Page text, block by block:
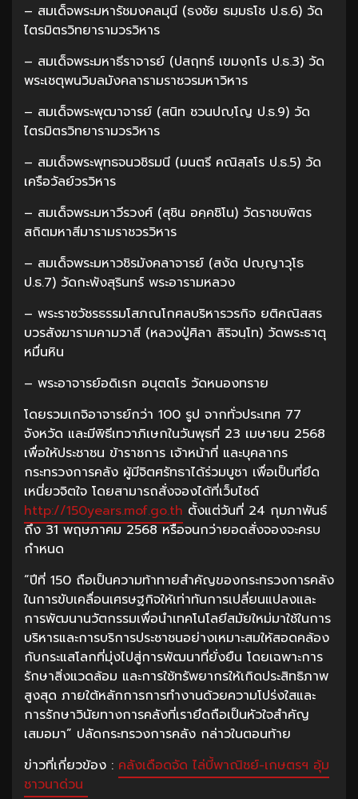
– สมเด็จพระมหารัชมงคลมุนี (ธงชัย ธมฺมธโช ป.ธ.6) วัด
ไตรมิตรวิทยารามวรวิหาร
– สมเด็จพระมหาธีราจารย์ (ปสฤทธ์ เขมงฺกโร ป.ธ.3) วัด
พระเชตุพนวิมลมังคลารามราชวรมหาวิหาร
– สมเด็จพระพุฒาจารย์ (สนิท ชวนปญฺโญ ป.ธ.9) วัด
ไตรมิตรวิทยารามวรวิหาร
– สมเด็จพระพุทธจนวชิรมนี (มนตรี คณิสฺสโร ป.ธ.5) วัด
เครือวัลย์วรวิหาร
– สมเด็จพระมหาวีรวงศ์ (สุชิน อคฺคชิโน) วัดราชบพิตร
สถิตมหาสีมารามราชวรวิหาร
– สมเด็จพระมหาวชิรมังคลาจารย์ (สงัด ปญฺญาวุโธ
ป.ธ.7) วัดกะพังสุรินทร์ พระอารามหลวง
– พระราชวัชรธรรมโสภณโกศลบริหารวรกิจ ยติคณิสสร
บวรสังฆารามคามวาสี (หลวงปู่ศิลา สิริจนฺโท) วัดพระธาตุ
หมื่นหิน
– พระอาจารย์อดิเรก อนุตตโร วัดหนองทราย
โดยรวมเกจิอาจารย์กว่า 100 รูป จากทั่วประเทศ 77
จังหวัด และมีพิธีเทวาภิเษกในวันพุธที่ 23 เมษายน 2568
เพื่อให้ประชาชน ข้าราชการ เจ้าหน้าที่ และบุคลากร
กระทรวงการคลัง ผู้มีจิตศรัทธาได้ร่วมบูชา เพื่อเป็นที่ยึด
เหนี่ยวจิตใจ โดยสามารถสั่งจองได้ที่เว็บไซด์
http://150years.mof.go.th ตั้งแต่วันที่ 24 กุมภาพันธ์
ถึง 31 พฤษภาคม 2568 หรือจนกว่ายอดสั่งจองจะครบ
กำหนด
“ปีที่ 150 ถือเป็นความท้าทายสำคัญของกระทรวงการคลัง
ในการขับเคลื่อนเศรษฐกิจให้เท่าทันการเปลี่ยนแปลงและ
การพัฒนานวัตกรรมเพื่อนำเทคโนโลยีสมัยใหม่มาใช้ในการ
บริหารและการบริการประชาชนอย่างเหมาะสมให้สอดคล้อง
กับกระแสโลกที่มุ่งไปสู่การพัฒนาที่ยั่งยืน โดยเฉพาะการ
รักษาสิ่งแวดล้อม และการใช้ทรัพยากรให้เกิดประสิทธิภาพ
สูงสุด ภายใต้หลักการการทำงานด้วยความโปร่งใสและ
การรักษาวินัยทางการคลังที่เรายึดถือเป็นหัวใจสำคัญ
เสมอมา” ปลัดกระทรวงการคลัง กล่าวในตอนท้าย
ข่าวที่เกี่ยวข้อง : คลังเดือดจัด ไล่บี้พาณิชย์-เกษตรฯ อุ้ม
ชาวนาด่วน